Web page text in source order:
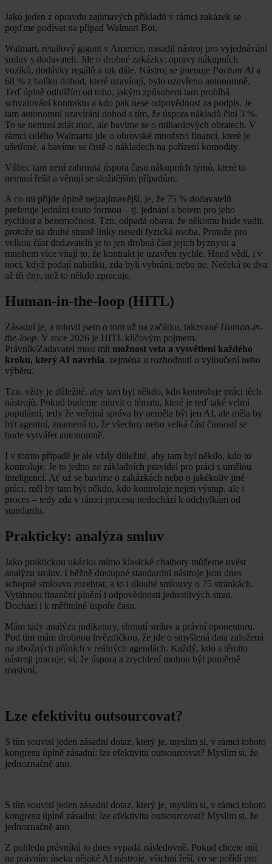
Jako jeden z opravdu zajímavých příkladů v rámci zakázek se
pojďme podívat na případ Walmart Bot.
Walmart, retailový gigant v Americe, nasadil nástroj pro vyjednávání
smluv s dodavateli. Jde o drobné zakázky: opravy nákupních
vozíků, dodávky regálů a tak dále. Nástroj se jmenuje Pactum AIa
68 % z balíku dohod, které uzavírají, bylo uzavřeno autonomně.
Teď úplně odhlížím od toho, jakým způsobem tam probíhá
schvalování kontraktu a kdo pak nese odpovědnost za podpis. Je
tam autonomní uzavírání dohod s tím, že úspora nákladů činí 3 %.
To se nemusí zdát moc, ale bavíme se o miliardových obratech. V
rámci celého Walmartu jde o obrovské množství financí, které je
ušetřené, a bavíme se čistě o nákladech na pořízení komodity.
Vůbec tam není zahrnutá úspora času nákupních týmů, které to
nemusí řešit a věnují se složitějším případům.
A co mi přijde úplně nejzajímavější, je, že 75 % dodavatelů
preferuje jednání touto formou – tj. jednání s botem pro jeho
rychlost a bezemočnost. Tzn. odpadá obava, že někomu bude vadit,
protože na druhé straně linky nesedí fyzická osoba. Protože pro
velkou část dodavatelů je to jen drobná část jejich byznysu a
mnohem více vítají to, že kontrakt je uzavřen rychle. Hned vědí, i v
noci, když podají nabídku, zda byli vybráni, nebo ne. Nečeká se dva
až tři dny, než to někdo zpracuje.
Human-in-the-loop (HITL)
Zásadní je, a mluvil jsem o tom už na začátku, takzvané Human-in-
the-loop. V roce 2026 je HITL klíčovým pojmem.
Právník/Zadavatel must mít možnost veta a vysvětlení každého
kroku, který AI navrhla, zejména u rozhodnutí o vyloučení nebo
výběru.
Tzn. vždy je důležité, aby tam byl někdo, kdo kontroluje práci těch
nástrojů. Pokud budeme mluvit o tématu, které je teď také velmi
populární, tedy že veřejná správa by neměla být jen AI, ale měla by
být agentní, znamená to, že všechny nebo velká část činností se
bude vytvářet autonomně.
I v tomto případě je ale vždy důležité, aby tam byl někdo, kdo to
kontroluje. Je to jedno ze základních pravidel pro práci s umělou
inteligencí. Ať už se bavíme o zakázkách nebo o jakékoliv jiné
práci, měl by tam být někdo, kdo kontroluje nejen výstup, ale i
proces – tedy zda v rámci procesu nedochází k odchylkám od
standardu.
Prakticky: analýza smluv
Jako praktickou ukázku mimo klasické chatboty můžeme uvést
analýzu smluv. I běžně dostupné standardní nástroje jsou dnes
schopné smlouvu rozebrat, a to i dlouhé smlouvy o 75 stránkách.
Vytáhnou finanční plnění i odpovědnosti jednotlivých stran.
Dochází i k měřitelné úspoře času.
Mám tady analýzu judikatury, shrnutí smluv a právní oponenturu.
Pod tím mám drobnou hvězdičkou, že jde o smyšlená data založená
na zbožných přáních v reálných agendách. Každý, kdo s těmito
nástroji pracuje, ví, že úspora a zrychlení mohou být poměrně
masivní.
Lze efektivitu outsourcovat?
S tím souvisí jeden zásadní dotaz, který je, myslím si, v rámci tohoto
kongresu úplně zásadní: lze efektivitu outsourcovat? Myslím si, že
jednoznačně ano.
S tím souvisí jeden zásadní dotaz, který je, myslím si, v rámci tohoto
kongresu úplně zásadní: lze efektivitu outsourcovat? Myslím si, že
jednoznačně ano.
Z pohledu právníků to dnes vypadá následovně. Pokud chcete mít
na právním úseku nějaké AI nástroje, všichni řeší, co se pořídí pro